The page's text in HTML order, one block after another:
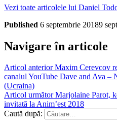
Vezi toate articolele lui Daniel
Published 6 septembrie 20189
Navigare în articole
Articol anteriorMaxim Cerevcov
canalul YouTube Dave and Ava –
(Ucraina)
Articol următorMarjolaine Parot,
invitată la Anim’est 2018
Caută după: